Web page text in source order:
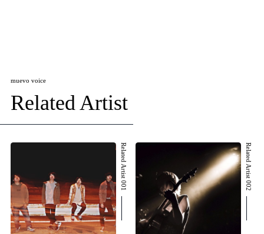
muevo voice
Related Artist
Related Artist 001 Related Artist 002